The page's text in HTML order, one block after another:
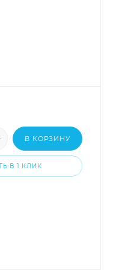
В КОРЗИНУ
В 1 КЛИК